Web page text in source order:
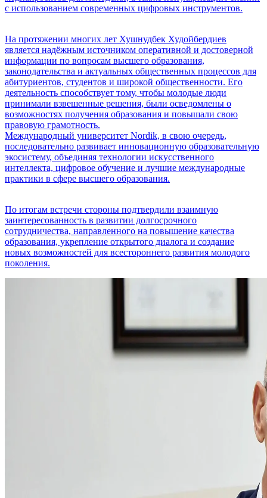
с использованием современных цифровых инструментов.
На протяжении многих лет Хушнудбек Худойбердиев
является надёжным источником оперативной и достоверной
информации по вопросам высшего образования,
законодательства и актуальных общественных процессов для
абитуриентов, студентов и широкой общественности. Его
деятельность способствует тому, чтобы молодые люди
принимали взвешенные решения, были осведомлены о
возможностях получения образования и повышали свою
правовую грамотность.
Международный университет Nordik, в свою очередь,
последовательно развивает инновационную образовательную
экосистему, объединяя технологии искусственного
интеллекта, цифровое обучение и лучшие международные
практики в сфере высшего образования.
По итогам встречи стороны подтвердили взаимную
заинтересованность в развитии долгосрочного
сотрудничества, направленного на повышение качества
образования, укрепление открытого диалога и создание
новых возможностей для всестороннего развития молодого
поколения.